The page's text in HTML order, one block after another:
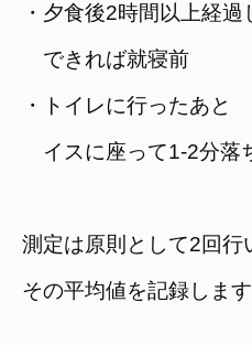
・夕食後2時間以上経過
できれば就寝前
・トイレに行ったあと
イスに座って1-2分落
測定は原則として2回行
その平均値を記録します